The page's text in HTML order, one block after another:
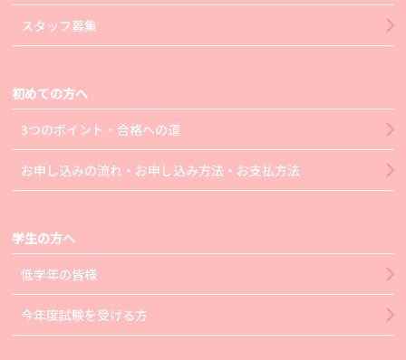
スタッフ募集
初めての方へ
3つのポイント・合格への道
お申し込みの流れ・お申し込み方法・お支払方法
学生の方へ
低学年の皆様
今年度試験を受ける方